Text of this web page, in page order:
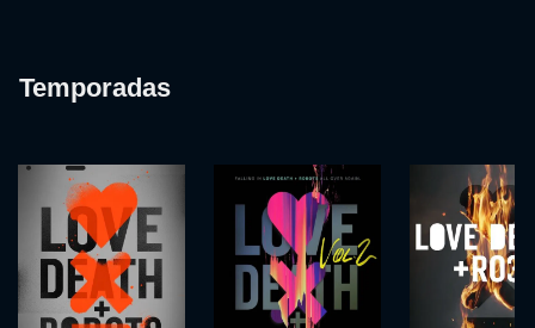
Temporadas